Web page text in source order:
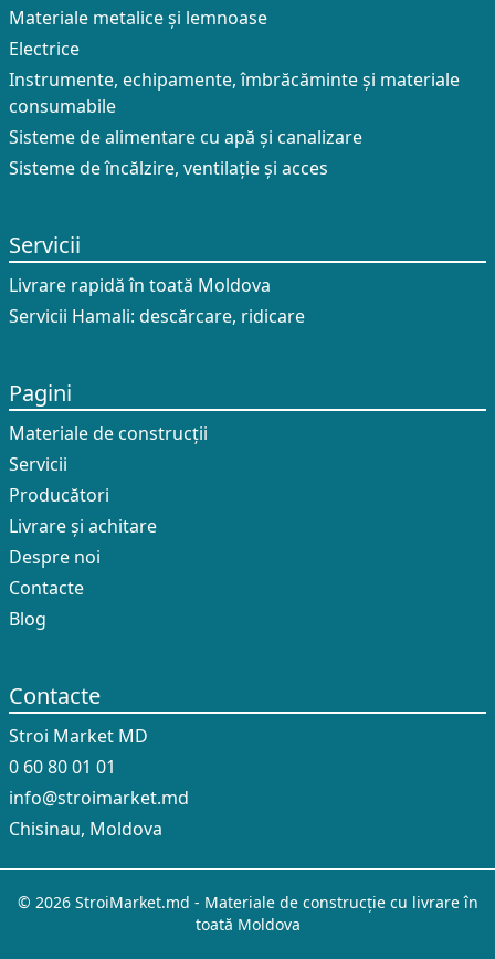
Materiale metalice și lemnoase
Electrice
Instrumente, echipamente, îmbrăcăminte și materiale
consumabile
Sisteme de alimentare cu apă și canalizare
Sisteme de încălzire, ventilație și acces
Servicii
Livrare rapidă în toată Moldova
Servicii Hamali: descărcare, ridicare
Pagini
Materiale de construcții
Servicii
Producători
Livrare și achitare
Despre noi
Contacte
Blog
Contacte
Stroi Market MD
0 60 80 01 01
info@stroimarket.md
Chisinau, Moldova
© 2026 StroiMarket.md - Materiale de construcție cu livrare în
toată Moldova